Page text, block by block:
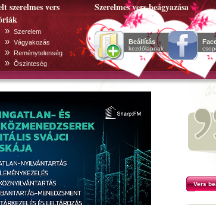
szerelmes vers
» Szerelem
» Vágyakozás
» Reménytelenség
» Õszinteség
Szerelmes vers beágyazása
Beállítás
kezdőlapnak
Vers